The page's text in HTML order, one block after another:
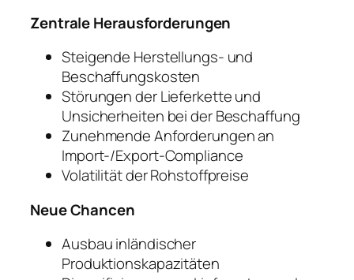
Zentrale Herausforderungen
Steigende Herstellungs- und
Beschaffungskosten
Störungen der Lieferkette und
Unsicherheiten bei der Beschaffung
Zunehmende Anforderungen an
Import-/Export-Compliance
Volatilität der Rohstoffpreise
Neue Chancen
Ausbau inländischer
Produktionskapazitäten